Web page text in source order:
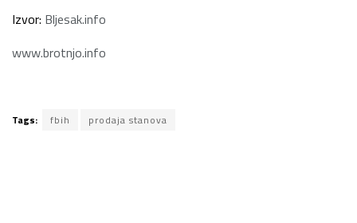
Izvor: Bljesak.info
www.brotnjo.info
Tags: fbih prodaja stanova